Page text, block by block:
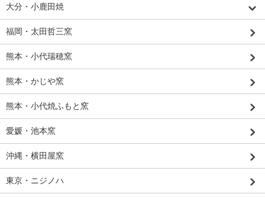
大分・小鹿田焼
福岡・太田哲三窯
熊本・小代瑞穂窯
熊本・かじや窯
熊本・小代焼ふもと窯
愛媛・池本窯
沖縄・横田屋窯
東京・ニジノハ